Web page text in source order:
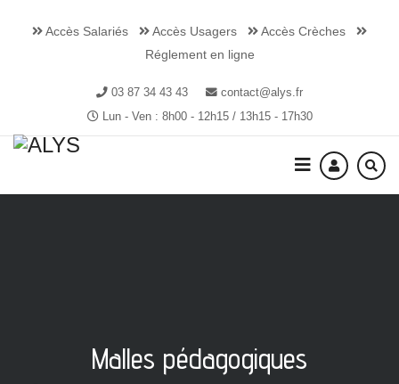
Accès Salariés Accès Usagers
Accès Crèches
Réglement en ligne
03 87 34 43 43
contact@alys.fr
Lun - Ven : 8h00 - 12h15 / 13h15 - 17h30
Malles pédagogiques